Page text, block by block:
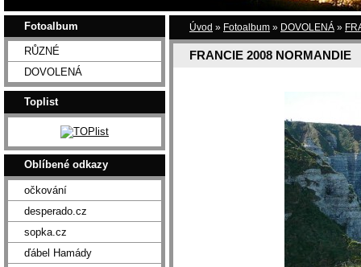
Úvod » Fotoalbum » DOVOLENÁ »
FRANCIE 2008 NORMANDIE
Fotoalbum
RŮZNÉ
DOVOLENÁ
Toplist
Oblíbené odkazy
očkování
desperado.cz
sopka.cz
ďábel Hamády